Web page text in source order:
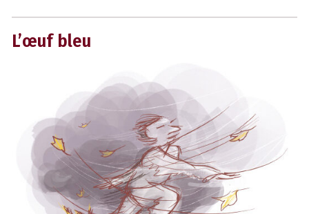
L’œuf bleu